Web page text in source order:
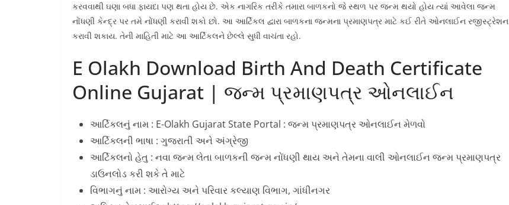
કરવવાથી ઘણા બધા ફાયદા પણ થતા હોય છે. એક નાગરિક તરીકે તમારા બાળકનો જે સ્થળ પર જન્મ થયો હોય ત્યાં આવેલા જન્મ
નોંધણી કેન્‍દ્ર પર તમે નોંધણી કરાવી શકો છો. આ આર્ટિકલ દ્વારા બાળકના જન્‍મના પ્રમાણપત્ર માટે કઈ રીતે ઓનલાઈન રજીસ્ટ્રેશન
કરાવી શકાય. તેની માહિતી માટે આ આર્ટિકલને છેલ્લે સુધી વાચંતા રહો.
E Olakh Download Birth And Death Certificate
Online Gujarat | જન્મ પ્રમાણપત્ર ઓનલાઈન
આર્ટિકલનું નામ : E-Olakh Gujarat State Portal : જન્મ પ્રમાણપત્ર ઓનલાઈન મેળવો
આર્ટિકલની ભાષા : ગુજરાતી અને અંગ્રેજી
આર્ટિકલનો હેતુ : નવા જન્મ લેતા બાળકની જન્મ નોંધણી થાય અને તેમના વાલી ઓનલાઈન જન્મ પ્રમાણપત્ર
ડાઉનલોડ કરી શકે તે માટે
વિભાગનું નામ : આરોગ્ય અને પરિવાર કલ્યાણ વિભાગ, ગાંધીનગર